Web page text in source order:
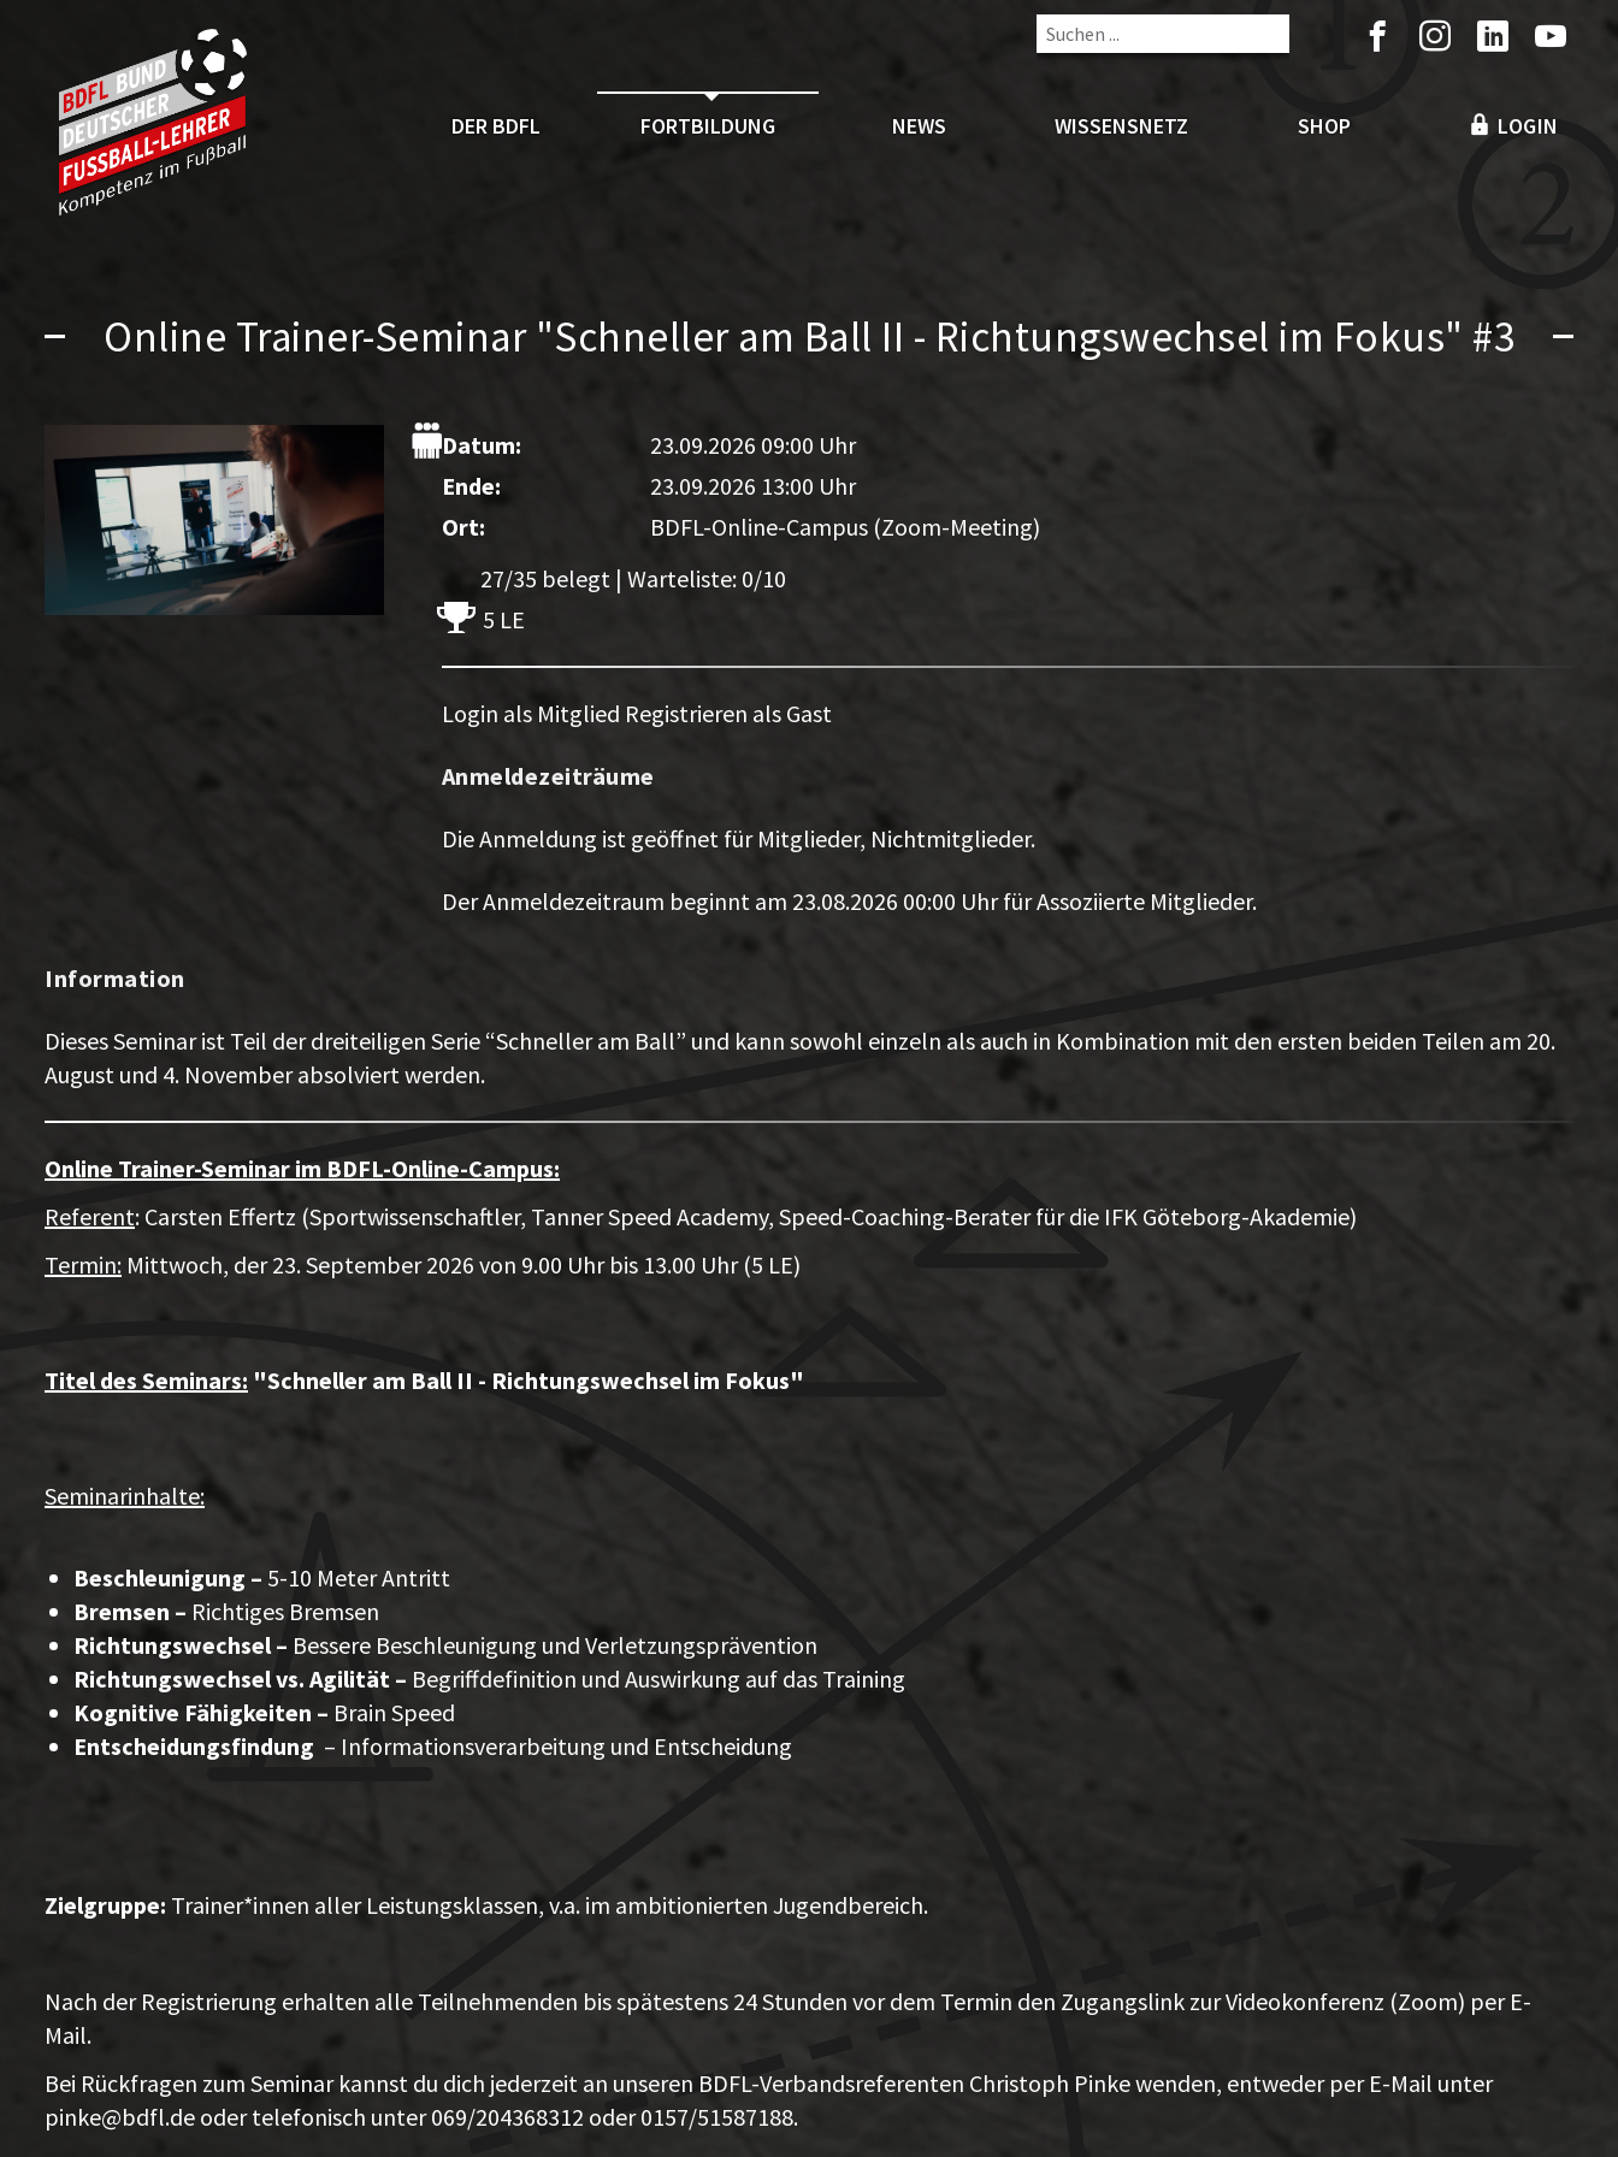
LOGIN
DER BDFL FORTBILDUNG NEWS WISSENSNETZ SHOP
Online Trainer-Seminar "Schneller am Ball II - Richtungswechsel im Fokus" #3
Datum:
23.09.2026 09:00 Uhr
Ende:
23.09.2026 13:00 Uhr
Ort:
BDFL-Online-Campus (Zoom-Meeting)
27/35 belegt | Warteliste: 0/10
5 LE
Login als Mitglied Registrieren als Gast
Anmeldezeiträume
Die Anmeldung ist geöffnet für Mitglieder, Nichtmitglieder.
Der Anmeldezeitraum beginnt am 23.08.2026 00:00 Uhr für Assoziierte Mitglieder.
Information
Dieses Seminar ist Teil der dreiteiligen Serie “Schneller am Ball” und kann sowohl einzeln als auch in Kombination mit den ersten beiden Teilen am 20.
August und 4. November absolviert werden.
Online Trainer-Seminar im BDFL-Online-Campus:
Referent: Carsten Effertz (Sportwissenschaftler, Tanner Speed Academy, Speed-Coaching-Berater für die IFK Göteborg-Akademie)
Termin: Mittwoch, der 23. September 2026 von 9.00 Uhr bis 13.00 Uhr (5 LE)
Titel des Seminars: "Schneller am Ball II - Richtungswechsel im Fokus"
Seminarinhalte:
Beschleunigung – 5-10 Meter Antritt
Bremsen – Richtiges Bremsen
Richtungswechsel – Bessere Beschleunigung und Verletzungsprävention
Richtungswechsel vs. Agilität – Begriffdefinition und Auswirkung auf das Training
Kognitive Fähigkeiten – Brain Speed
Entscheidungsfindung – Informationsverarbeitung und Entscheidung
Zielgruppe: Trainer*innen aller Leistungsklassen, v.a. im ambitionierten Jugendbereich.
Nach der Registrierung erhalten alle Teilnehmenden bis spätestens 24 Stunden vor dem Termin den Zugangslink zur Videokonferenz (Zoom) per E-
Mail.
Bei Rückfragen zum Seminar kannst du dich jederzeit an unseren BDFL-Verbandsreferenten Christoph Pinke wenden, entweder per E-Mail unter
pinke@bdfl.de oder telefonisch unter 069/204368312 oder 0157/51587188.